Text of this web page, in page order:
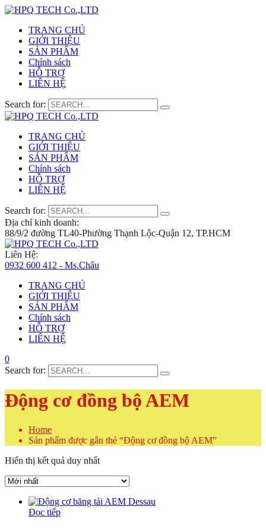
TRANG CHỦ
GIỚI THIỆU
SẢN PHẨM
Chính sách
HỖ TRỢ
LIÊN HỆ
Search for:
TRANG CHỦ
GIỚI THIỆU
SẢN PHẨM
Chính sách
HỖ TRỢ
LIÊN HỆ
Search for:
Địa chỉ kinh doanh:
88/9/2 đường TL40-Phường Thạnh Lộc-Quận 12, TP.HCM
Liên Hệ:
0932 600 412 - Ms.Châu
TRANG CHỦ
GIỚI THIỆU
SẢN PHẨM
Chính sách
HỖ TRỢ
LIÊN HỆ
0
Search for:
Động cơ đồng bộ AEM
Home
Sản phẩm được gắn thẻ “Động cơ đồng bộ AEM”
Hiển thị kết quả duy nhất
Đọc tiếp